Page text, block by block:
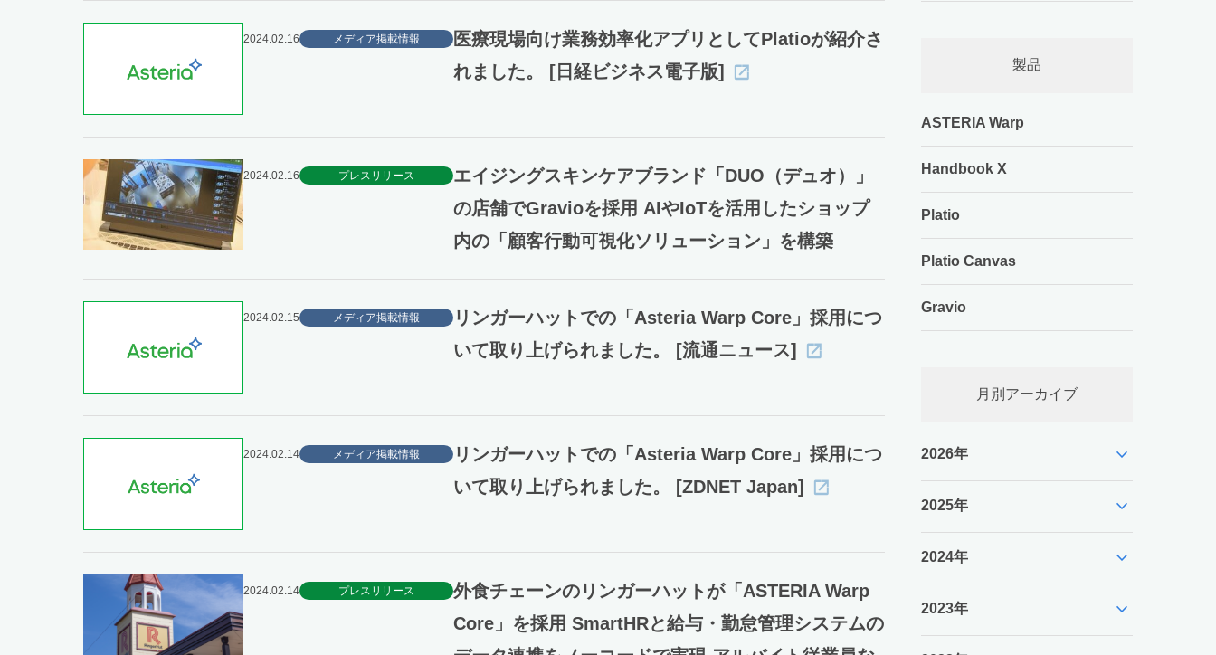
2024.02.16 メディア掲載情報
医療現場向け業務効率化アプリとしてPlatioが紹介さ
れました。 [日経ビジネス電子版]
2024.02.16 プレスリリース
エイジングスキンケアブランド「DUO（デュオ）」
の店舗でGravioを採用 AIやIoTを活用したショップ
内の「顧客行動可視化ソリューション」を構築
2024.02.15 メディア掲載情報
リンガーハットでの「Asteria Warp Core」採用につ
いて取り上げられました。 [流通ニュース]
2024.02.14 メディア掲載情報
リンガーハットでの「Asteria Warp Core」採用につ
いて取り上げられました。 [ZDNET Japan]
2024.02.14 プレスリリース
外食チェーンのリンガーハットが「ASTERIA Warp
Core」を採用 SmartHRと給与・勤怠管理システムの
製品
ASTERIA Warp
Handbook X
Platio
Platio Canvas
Gravio
月別アーカイブ
2026年 expand_more
2025年 expand_more
2024年 expand_more
2023年 expand_more